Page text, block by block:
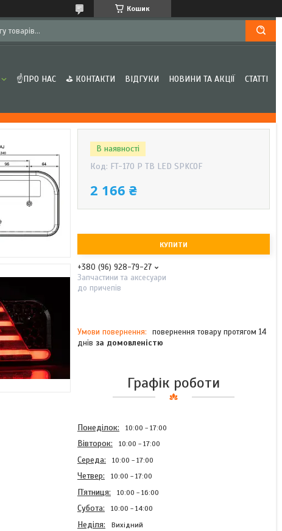
Кошик
☝ПРО НАС ⛳ КОНТАКТИ ВІДГУКИ НОВИНИ ТА АКЦІЇ СТАТТІ
В наявності
Код: FT-170 P TB LED SPKCOF
2 166 ₴
КУПИТИ
+380 (96) 928-79-27
Запчастини та аксесуари
до причепів
повернення товару протягом 14
днів за домовленістю
Графік роботи
Понеділок 10:00 17:00
Вівторок 10:00 17:00
Середа 10:00 17:00
Четвер 10:00 17:00
Пʼятниця 10:00 16:00
Субота 10:00 14:00
Неділя Вихідний